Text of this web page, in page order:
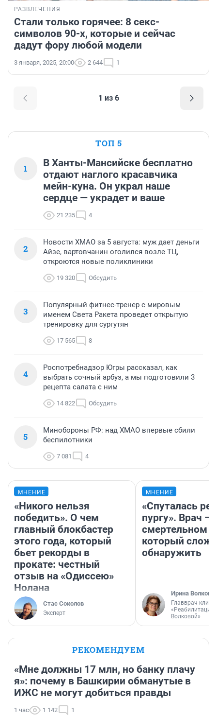
РАЗВЛЕЧЕНИЯ
Стали только горячее: 8 секс-
символов 90-х, которые и сейчас
дадут фору любой модели
3 января, 2025, 20:00 2 644 1
1 из 6
ТОП 5
1
В Ханты-Мансийске бесплатно
отдают наглого красавчика
мейн-куна. Он украл наше
сердце — украдет и ваше
21 235 4
2
Новости ХМАО за 5 августа: муж дает деньги
Айзе, вартовчанин оголился возле ТЦ,
откроются новые поликлиники
19 320 Обсудить
3
Популярный фитнес-тренер с мировым
именем Света Ракета проведет открытую
тренировку для сургутян
17 565 8
4
Роспотребнадзор Югры рассказал, как
выбрать сочный арбуз, а мы подготовили 3
рецепта салата с ним
14 822 Обсудить
5
Минобороны РФ: над ХМАО впервые сбили
беспилотники
7 081 4
МНЕНИЕ
«Никого нельзя
победить». О чем
главный блокбастер
этого года, который
бьет рекорды в
прокате: честный
отзыв на «Одиссею»
Нолана
Стас Соколов
Эксперт
МНЕНИЕ
«Спуталась
пургу». Врач —
смертельном
который
обнаружить
Ирина Волкова
Главврач
«Реабилитация
Волковой»
РЕКОМЕНДУЕМ
«Мне должны 17 млн, но банку плачу
я»: почему в Башкирии обманутые в
ИЖС не могут добиться правды
1 час 1 142 1